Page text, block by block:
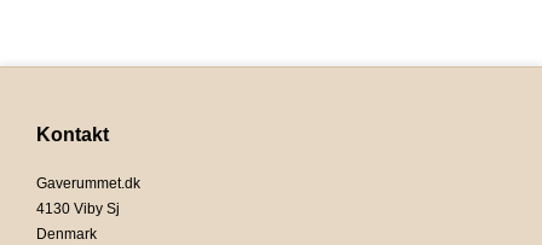
Kontakt
Gaverummet.dk
4130 Viby Sj
Denmark